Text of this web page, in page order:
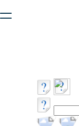
безопасную работу с